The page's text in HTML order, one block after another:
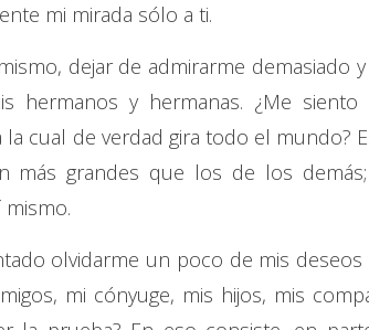
mi mirada sólo a ti.
dejar de admirarme demasiado
hermanos y hermanas. ¿Me
cual de verdad gira todo el mundo?
más grandes que los de los
olvidarme un poco de mis
mi cónyuge, mis hijos, mis